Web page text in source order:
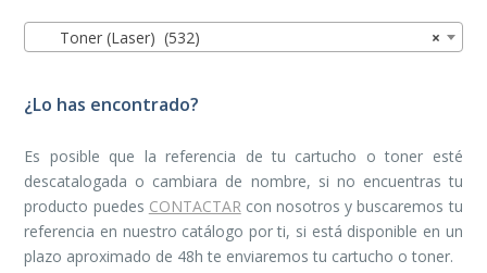
×
Toner (Laser) (532)
¿Lo has encontrado?
Es posible que la referencia de tu cartucho o toner esté
descatalogada o cambiara de nombre, si no encuentras tu
producto puedes CONTACTARcon nosotros y buscaremos tu
referencia en nuestro catálogo por ti, si está disponible en un
plazo aproximado de 48h te enviaremos tu cartucho o toner.